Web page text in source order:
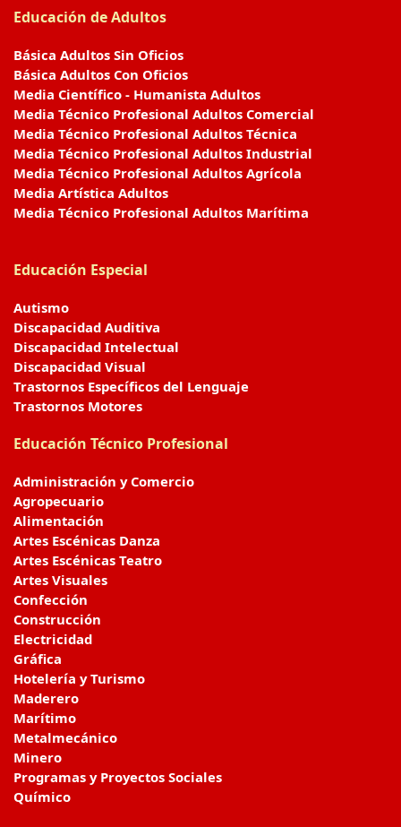
Educación de Adultos
Básica Adultos Sin Oficios
Básica Adultos Con Oficios
Media Científico - Humanista Adultos
Media Técnico Profesional Adultos Comercial
Media Técnico Profesional Adultos Técnica
Media Técnico Profesional Adultos Industrial
Media Técnico Profesional Adultos Agrícola
Media Artística Adultos
Media Técnico Profesional Adultos Marítima
Educación Especial
Autismo
Discapacidad Auditiva
Discapacidad Intelectual
Discapacidad Visual
Trastornos Específicos del Lenguaje
Trastornos Motores
Educación Técnico Profesional
Administración y Comercio
Agropecuario
Alimentación
Artes Escénicas Danza
Artes Escénicas Teatro
Artes Visuales
Confección
Construcción
Electricidad
Gráfica
Hotelería y Turismo
Maderero
Marítimo
Metalmecánico
Minero
Programas y Proyectos Sociales
Químico